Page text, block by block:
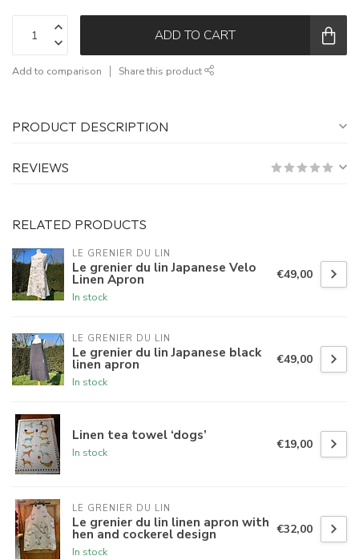
ADD TO CART
Add to comparison Share this product
PRODUCT DESCRIPTION
REVIEWS
RELATED PRODUCTS
LE GRENIER DU LIN
Le grenier du lin Japanese Velo
Linen Apron
In stock
€49,00
LE GRENIER DU LIN
Le grenier du lin Japanese black
linen apron
In stock
€49,00
Linen tea towel ‘dogs’
In stock
€19,00
LE GRENIER DU LIN
Le grenier du lin linen apron with
hen and cockerel design
In stock
€32,00